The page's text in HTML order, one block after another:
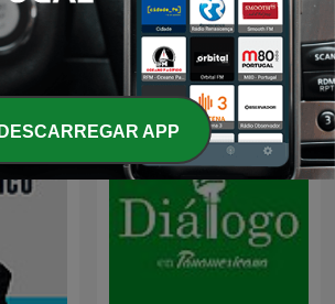
JTBC 뉴스룸
DESCARREGAR APP